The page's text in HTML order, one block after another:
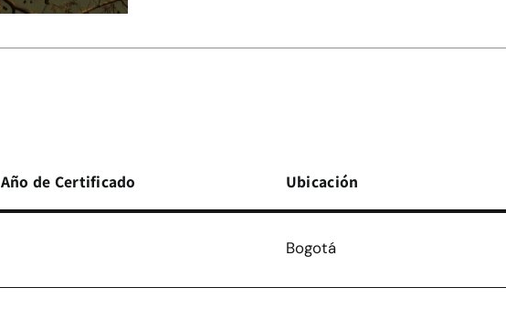
Año de Certificado Ubicación
Bogotá